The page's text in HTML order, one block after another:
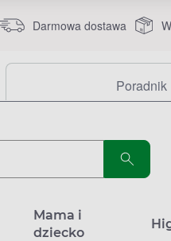
Darmowa dostawa
Poradnik
Mama i
dziecko